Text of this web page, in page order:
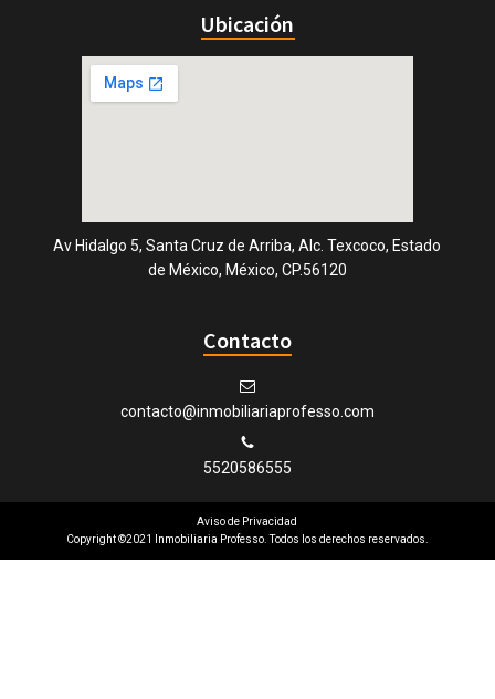
Ubicación
Av Hidalgo 5, Santa Cruz de Arriba, Alc. Texcoco, Estado
de México, México, CP.56120
Contacto
contacto@inmobiliariaprofesso.com
5520586555
Aviso de Privacidad
Copyright ©2021 Inmobiliaria Professo. Todos los derechos reservados.